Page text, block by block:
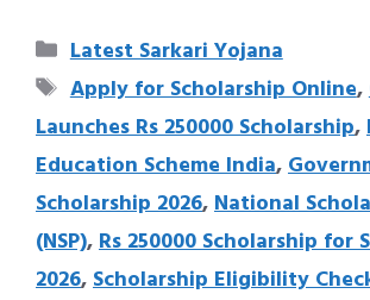
Categories
Latest Sarkari Yojana
Tags
Apply for Scholarship Online,
Launches Rs 250000 Scholarship,
Education Scheme India,
Scholarship 2026,National
(NSP),Rs 250000 Scholarship for
2026,Scholarship Eligibility